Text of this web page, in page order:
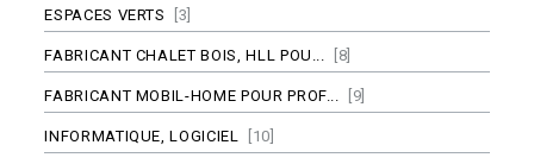
ESPACES VERTS [3]
FABRICANT CHALET BOIS, HLL POU... [8]
FABRICANT MOBIL-HOME POUR PROF... [9]
INFORMATIQUE, LOGICIEL [10]